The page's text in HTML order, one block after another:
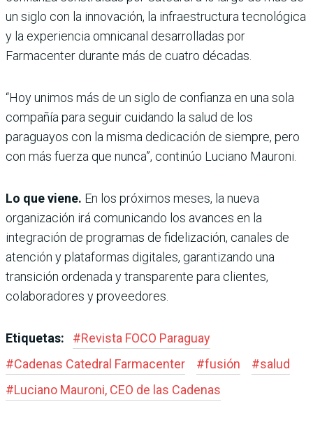
un siglo con la innovación, la infraestructura tecnológica
y la experiencia omnicanal desarrolladas por
Farmacenter durante más de cuatro décadas.
“Hoy unimos más de un siglo de confianza en una sola
compañía para seguir cuidando la salud de los
paraguayos con la misma dedicación de siempre, pero
con más fuerza que nunca”, continúo Luciano Mauroni.
Lo que viene. En los próximos meses, la nueva
organización irá comunicando los avances en la
integración de programas de fidelización, canales de
atención y plataformas digitales, garantizando una
transición ordenada y transparente para clientes,
colaboradores y proveedores.
Etiquetas: #Revista FOCO Paraguay
#Cadenas Catedral Farmacenter #fusión #salud
#Luciano Mauroni, CEO de las Cadenas